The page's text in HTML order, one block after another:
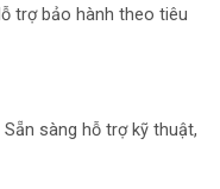
trợ bảo hành theo tiêu
Sẵn sàng hỗ trợ kỹ thuật,